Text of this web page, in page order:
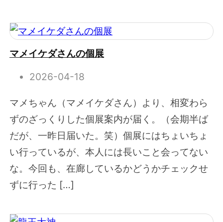
マメイケダさんの個展
2026-04-18
マメちゃん（マメイケダさん）より、相変わら
ずのざっくりした個展案内が届く。（会期半ば
だが、一昨日届いた。笑）個展にはちょいちょ
い行っているが、本人には長いこと会ってない
な。今回も、在廊しているかどうかチェックせ
ずに行った […]